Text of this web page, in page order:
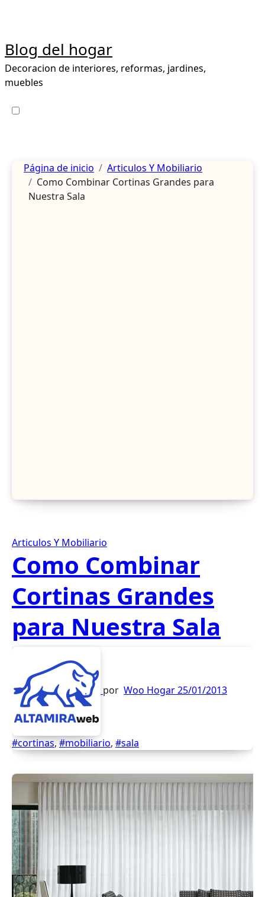
Blog del hogar
Decoracion de interiores, reformas, jardines,
muebles
Página de inicio
Articulos Y Mobiliario
Como Combinar Cortinas Grandes para
Nuestra Sala
Articulos Y Mobiliario
Como Combinar
Cortinas Grandes
para Nuestra Sala
por Woo Hogar25/01/2013
#cortinas,#mobiliario, #sala